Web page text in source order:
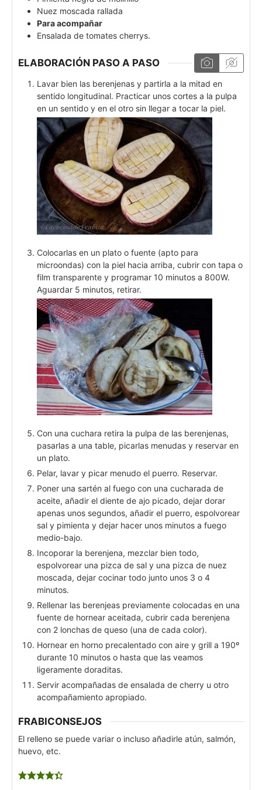
Nuez moscada rallada
Para acompañar
Ensalada de tomates cherrys.
ELABORACIÓN PASO A PASO
Lavar bien las berenjenas y partirla a la mitad en
sentido longitudinal. Practicar unos cortes a la pulpa
en un sentido y en el otro sin llegar a tocar la piel.
Colocarlas en un plato o fuente (apto para
microondas) con la piel hacia arriba, cubrir con tapa o
film transparente y programar 10 minutos a 800W.
Aguardar 5 minutos, retirar.
Con una cuchara retira la pulpa de las berenjenas,
pasarlas a una table, picarlas menudas y reservar en
un plato.
Pelar, lavar y picar menudo el puerro. Reservar.
Poner una sartén al fuego con una cucharada de
aceite, añadir el diente de ajo picado, dejar dorar
apenas unos segundos, añadir el puerro, espolvorear
sal y pimienta y dejar hacer unos minutos a fuego
medio-bajo.
Incoporar la berenjena, mezclar bien todo,
espolvorear una pizca de sal y una pizca de nuez
moscada, dejar cocinar todo junto unos 3 o 4
minutos.
Rellenar las berenjeas previamente colocadas en una
fuente de hornear aceitada, cubrir cada berenjena
con 2 lonchas de queso (una de cada color).
Hornear en horno precalentado con aire y grill a 190º
durante 10 minutos o hasta que las veamos
ligeramente doraditas.
Servir acompañadas de ensalada de cherry u otro
acompañamiento apropiado.
FRABICONSEJOS
El relleno se puede variar o incluso añadirle atún, salmón,
huevo, etc.